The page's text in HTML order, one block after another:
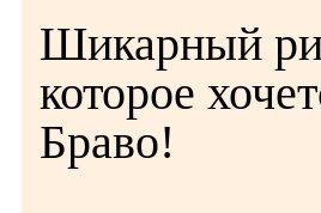
Шикарный
которое
Браво!